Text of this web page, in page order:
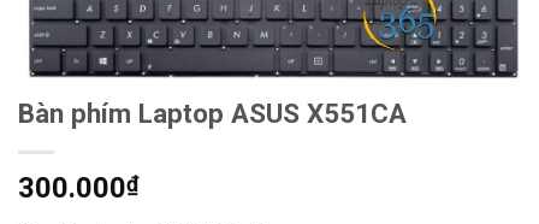
Bàn phím Laptop ASUS X551CA
300.000₫